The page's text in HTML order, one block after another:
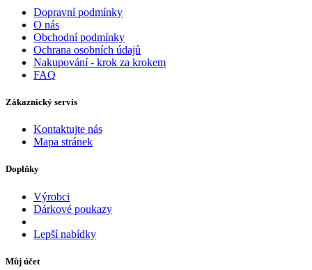
Dopravní podmínky
O nás
Obchodní podmínky
Ochrana osobních údajů
Nakupování - krok za krokem
FAQ
Zákaznický servis
Kontaktujte nás
Mapa stránek
Doplňky
Výrobci
Dárkové poukazy
Lepší nabídky
Můj účet